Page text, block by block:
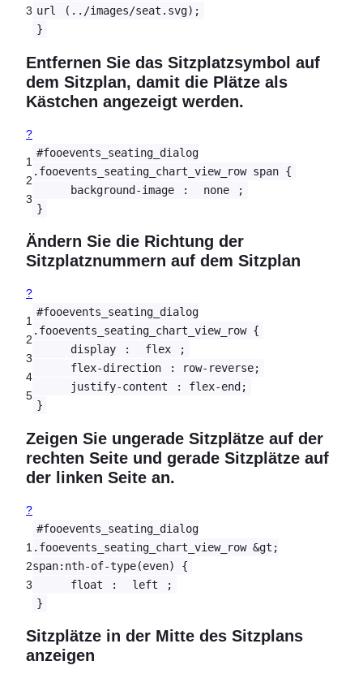
3 url
(../images/seat.svg);
}
Entfernen Sie das Sitzplatzsymbol auf
dem Sitzplan, damit die Plätze als
Kästchen angezeigt werden.
?
1
2
3
#fooevents_seating_dialog
.fooevents_seating_chart_view_row span {
background-image
: none
;
}
Ändern Sie die Richtung der
Sitzplatznummern auf dem Sitzplan
?
1
2
3
4
5
#fooevents_seating_dialog
.fooevents_seating_chart_view_row {
display
: flex
;
flex-direction
: row-reverse;
justify-content
: flex-end;
}
Zeigen Sie ungerade Sitzplätze auf der
rechten Seite und gerade Sitzplätze auf
der linken Seite an.
?
1
2
3
#fooevents_seating_dialog
.fooevents_seating_chart_view_row &gt;
span:nth-of-type(even) {
float
: left
;
}
Sitzplätze in der Mitte des Sitzplans
anzeigen